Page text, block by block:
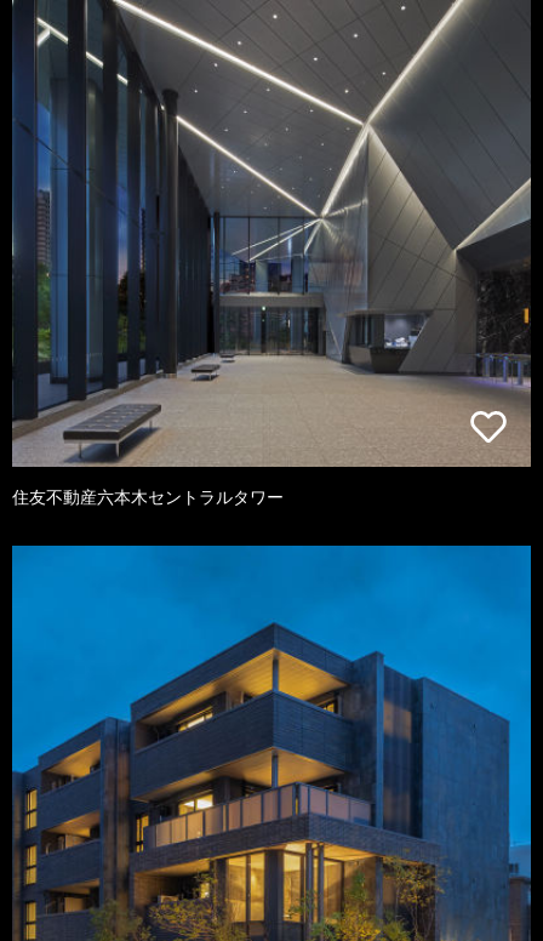
住友不動産六本木セントラルタワー